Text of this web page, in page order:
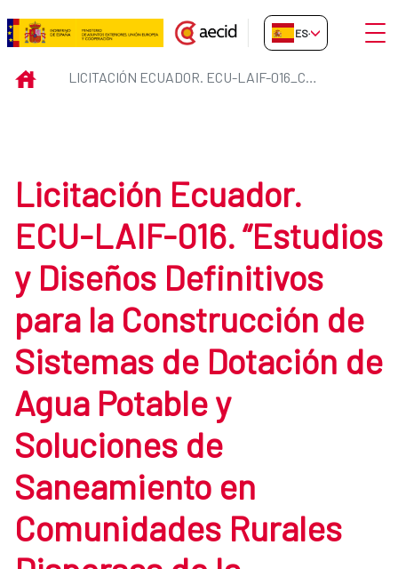
Saltar al contenido principal
Licitación Ecuador. ECU-LAIF-
ES-ES Abrir
INICIO LICITACIÓN ECUADOR. ECU-LAIF-016_CONSULTORIA
Licitación Ecuador.
ECU-LAIF-016. “Estudios
y Diseños Definitivos
para la Construcción de
Sistemas de Dotación de
Agua Potable y
Soluciones de
Saneamiento en
Comunidades Rurales